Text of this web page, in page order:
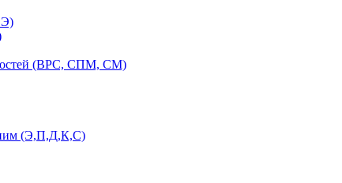
(ВРС, СПМ, СМ)
ним (Э,П,Д,К,С)